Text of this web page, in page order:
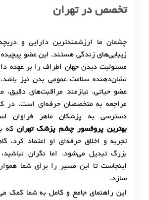
تخصص در تهران
چشمان ما ارزشمندترین دارایی و
زیبایی‌های زندگی هستند. این عضو
مسئولیت دیدن جهان اطراف را بر عهده
نشان‌دهنده سلامت عمومی بدن نیز
عضو حیاتی، نیازمند مراقبت‌های دقیق،
مراجعه به متخصصان حرفه‌ای است. در
دسترسی به پزشکان ماهر فراوان
بهترین پروفسور چشم پزشک تهرانکه
تجربه و اخلاق حرفه‌ای او اعتماد کرد،
بزرگ تبدیل می‌شود. اما نگران نباشید،
اینجاست تا این مسیر را برای شما
سازد.
این راهنمای جامع و کامل به شما کمک